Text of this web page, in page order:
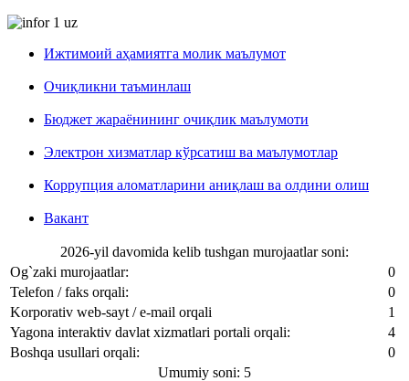
Ижтимоий аҳамиятга молик маълумот
Очиқликни таъминлаш
Бюджет жараёнининг очиқлик маълумоти
Электрон хизматлар кўрсатиш ва маълумотлар
Коррупция аломатларини аниқлаш ва олдини олиш
Вакант
2026-yil davomida kelib tushgan murojaatlar soni:
Og`zaki murojaatlar:
0
Telefon / faks orqali:
0
Korporativ web-sayt / e-mail orqali
1
Yagona interaktiv davlat xizmatlari portali orqali:
4
Boshqa usullari orqali:
0
Umumiy soni: 5